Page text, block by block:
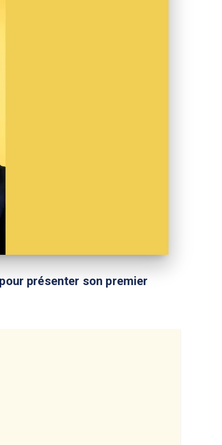
présenter son premier